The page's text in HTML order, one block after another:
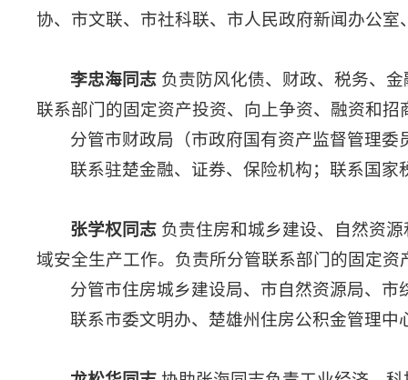
协、市文联、市社科联、市人民政府新闻办公
李忠海同志 负责防风化债、财政、税务、
联系部门的固定资产投资、向上争资、融资和招
分管市财政局（市政府国有资产监督管理
联系驻楚金融、证券、保险机构；联系国家
张学权同志 负责住房和城乡建设、自然资
域安全生产工作。负责所分管联系部门的固定
分管市住房城乡建设局、市自然资源局、
联系市委文明办、楚雄州住房公积金管理中